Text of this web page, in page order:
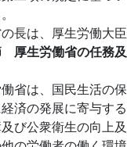
長は、厚生労働大臣
厚生労働省の任務
省は、国民生活の
済の発展に寄与す
び公衆衛生の向上